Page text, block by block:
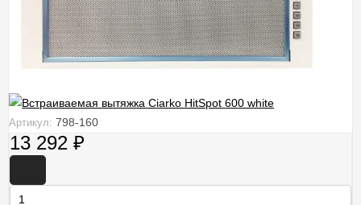
Артикул: 798-160
13 292 ₽